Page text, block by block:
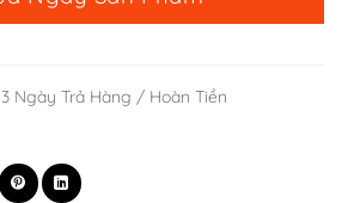
3 Ngày Trả Hàng / Hoàn Tiền